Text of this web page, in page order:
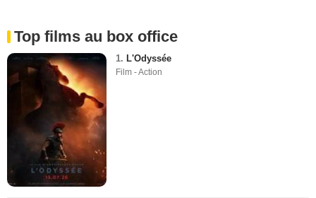
Top films au box office
1. L'Odyssée
Film - Action